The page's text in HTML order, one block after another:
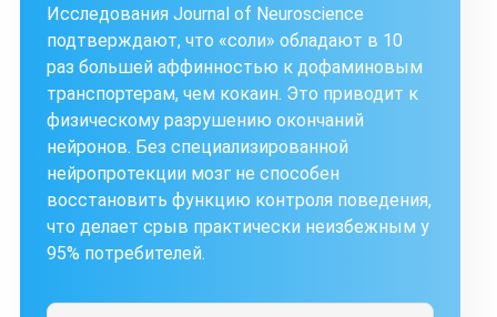
Исследования Journal of Neuroscience
подтверждают, что «соли» обладают в 10
раз большей аффинностью к дофаминовым
транспортерам, чем кокаин. Это приводит к
физическому разрушению окончаний
нейронов. Без специализированной
нейропротекции мозг не способен
восстановить функцию контроля поведения,
что делает срыв практически неизбежным у
95% потребителей.